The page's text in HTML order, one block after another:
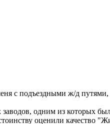
с подъездными ж/д
заводов, одним из которых
оценили качество